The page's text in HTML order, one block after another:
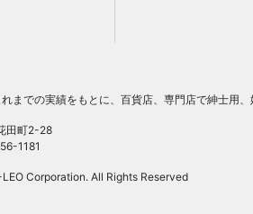
までの実績をもとに、百貨店、専門店で紳士用
田町2-28
1181
Corporation. All Rights Reserved